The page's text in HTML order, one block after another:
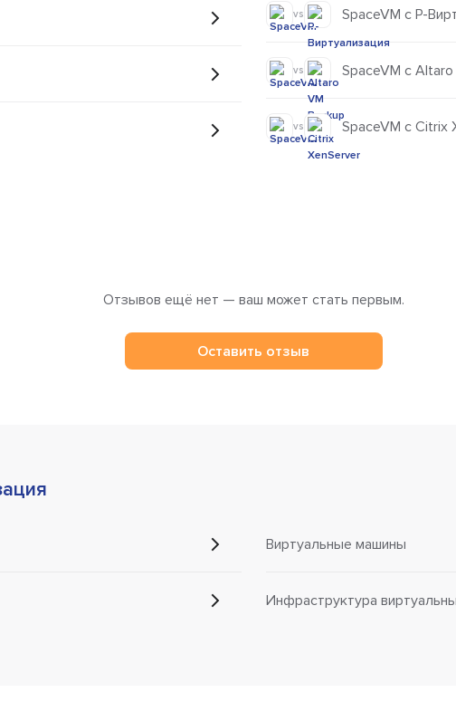
vs SpaceVM с Р-
vs SpaceVM с
vs SpaceVM с Citrix
Отзывов ещё нет — ваш может стать первым.
Оставить отзыв
Виртуальные машины
Инфраструктура